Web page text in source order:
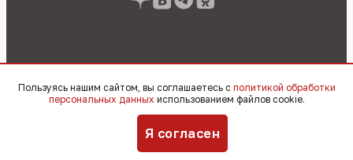
Свидетельство о регистрации СМИ ЭЛ № ФС
77 - 89784 от 22.07.2025 г.
обработке персональных данных
Пользуясь нашим сайтом, вы соглашаетесь с политикой обработки
персональных данных использованием файлов cookie.
Я согласен